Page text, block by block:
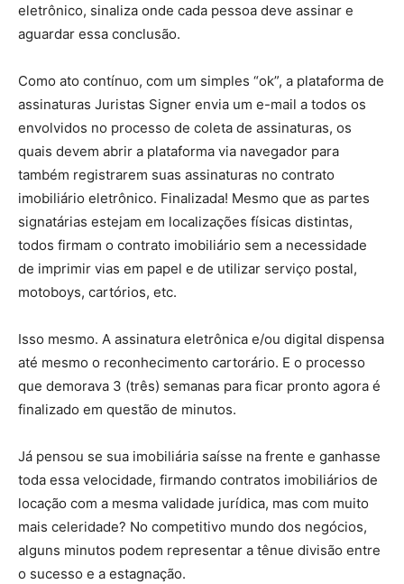
eletrônico, sinaliza onde cada pessoa deve assinar e
aguardar essa conclusão.
Como ato contínuo, com um simples “ok”, a plataforma de
assinaturas Juristas Signer envia um e-mail a todos os
envolvidos no processo de coleta de assinaturas, os
quais devem abrir a plataforma via navegador para
também registrarem suas assinaturas no contrato
imobiliário eletrônico. Finalizada! Mesmo que as partes
signatárias estejam em localizações físicas distintas,
todos firmam o contrato imobiliário sem a necessidade
de imprimir vias em papel e de utilizar serviço postal,
motoboys, cartórios, etc.
Isso mesmo. A assinatura eletrônica e/ou digital dispensa
até mesmo o reconhecimento cartorário. E o processo
que demorava 3 (três) semanas para ficar pronto agora é
finalizado em questão de minutos.
Já pensou se sua imobiliária saísse na frente e ganhasse
toda essa velocidade, firmando contratos imobiliários de
locação com a mesma validade jurídica, mas com muito
mais celeridade? No competitivo mundo dos negócios,
alguns minutos podem representar a tênue divisão entre
o sucesso e a estagnação.